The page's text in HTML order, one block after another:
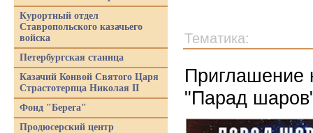
Тематика:
Приглашение
"Парад
Курортный отдел
Ставропольского казачьего
войска
Петербургская станица
Казачий Конвой Святого Царя
Страстотерпца Николая II
Фонд "Берега"
Продюсерский центр